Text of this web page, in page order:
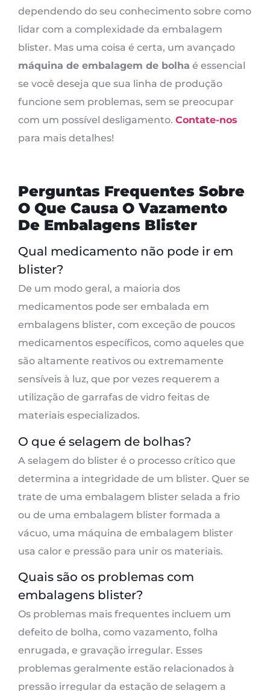
dependendo do seu conhecimento sobre como
lidar com a complexidade da embalagem
blister. Mas uma coisa é certa, um avançado
máquina de embalagem de bolha é essencial
se você deseja que sua linha de produção
funcione sem problemas, sem se preocupar
com um possível desligamento. Contate-nos
para mais detalhes!
Perguntas Frequentes Sobre
O Que Causa O Vazamento
De Embalagens Blister
Qual medicamento não pode ir em
blister?
De um modo geral, a maioria dos
medicamentos pode ser embalada em
embalagens blister, com exceção de poucos
medicamentos específicos, como aqueles que
são altamente reativos ou extremamente
sensíveis à luz, que por vezes requerem a
utilização de garrafas de vidro feitas de
materiais especializados.
O que é selagem de bolhas?
A selagem do blister é o processo crítico que
determina a integridade de um blister. Quer se
trate de uma embalagem blister selada a frio
ou de uma embalagem blister formada a
vácuo, uma máquina de embalagem blister
usa calor e pressão para unir os materiais.
Quais são os problemas com
embalagens blister?
Os problemas mais frequentes incluem um
defeito de bolha, como vazamento, folha
enrugada, e gravação irregular. Esses
problemas geralmente estão relacionados à
pressão irregular da estação de selagem a